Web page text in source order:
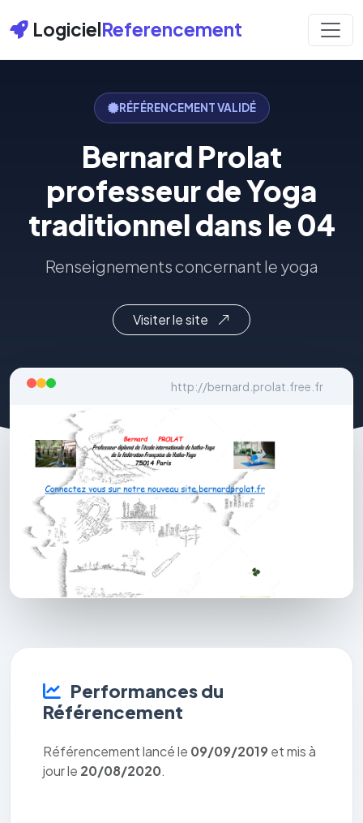
LogicielReferencement
RÉFÉRENCEMENT VALIDÉ
Bernard Prolat
professeur de Yoga
traditionnel dans le 04
Renseignements concernant le yoga
Visiter le site
http://bernard.prolat.free.fr
Performances du
Référencement
Référencement lancé le 09/09/2019 et mis à
jour le 20/08/2020.